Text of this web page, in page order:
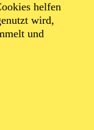
helfen
wird,
und